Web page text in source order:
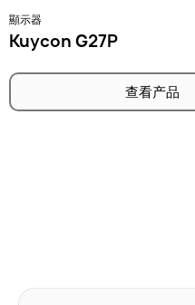
顯示器
Kuycon G27P
查看产品